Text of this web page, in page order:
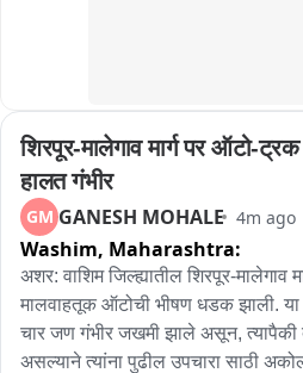
शिरपूर-मालेगाव मार्ग पर ऑटो-
हालत गंभीर
GM GANESH MOHALE 4m ago
Washim, Maharashtra:
अशर: वाशिम जिल्ह्यातील शिरपूर-मालेगाव
मालवाहतूक ऑटोची भीषण धडक झाली. या
चार जण गंभीर जखमी झाले असून, त्यापैकी
असल्याने त्यांना पुढील उपचारा साठी